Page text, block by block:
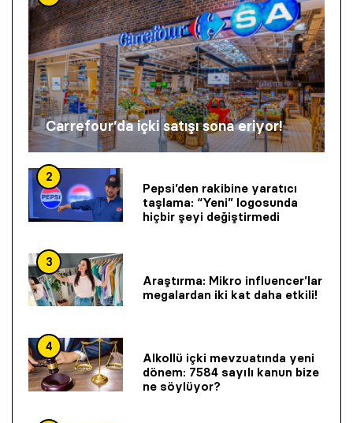
Carrefour’da içki satışı sona eriyor!
2
Pepsi’den rakibine yaratıcı
taşlama: “Yeni” logosunda
hiçbir şeyi değiştirmedi
3
Araştırma: Mikro influencer’lar
megalardan iki kat daha etkili!
4
Alkollü içki mevzuatında yeni
dönem: 7584 sayılı kanun bize
ne söylüyor?